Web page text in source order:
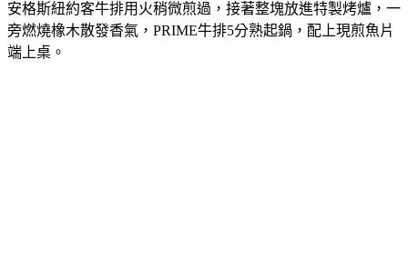
安格斯紐約客牛排用火稍微煎過，接著整塊放進特製烤爐，一
旁燃燒橡木散發香氣，PRIME牛排5分熟起鍋，配上現煎魚片
端上桌。